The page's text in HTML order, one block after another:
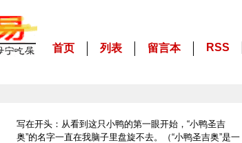
首页 列表 留言本 RSS
写在开头：从看到这只小鸭的第一眼开始，“小鸭圣吉
奥”的名字一直在我脑子里盘旋不去。（“小鸭圣吉奥”是一